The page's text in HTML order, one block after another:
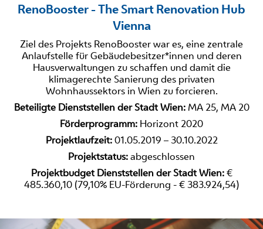
RenoBooster - The Smart Renovation Hub
Vienna
Ziel des Projekts RenoBooster war es, eine zentrale
Anlaufstelle für Gebäudebesitzer*innen und deren
Hausverwaltungen zu schaffen und damit die
klimagerechte Sanierung des privaten
Wohnhaussektors in Wien zu forcieren.
Beteiligte Dienststellen der Stadt Wien:MA 25, MA 20
Förderprogramm: Horizont 2020
Projektlaufzeit:01.05.2019 – 30.10.2022
Projektstatus:abgeschlossen
Projektbudget Dienststellen der Stadt Wien:€
485.360,10 (79,10% EU-Förderung - € 383.924,54)